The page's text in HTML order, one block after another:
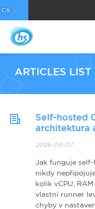
CS
ARTICLES
Self-hosted
architektura
2026-08-07
Jak funguje
nikdy
kolik vCPU,
vlastní runner
chyby v